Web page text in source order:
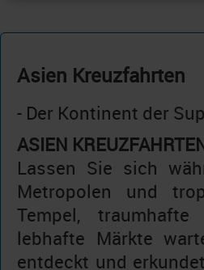
Asien Kreuzfahrten
- Der Kontinent der
ASIEN
Lassen Sie sich
Metropolen und
Tempel,
lebhafte Märkte
entdeckt und